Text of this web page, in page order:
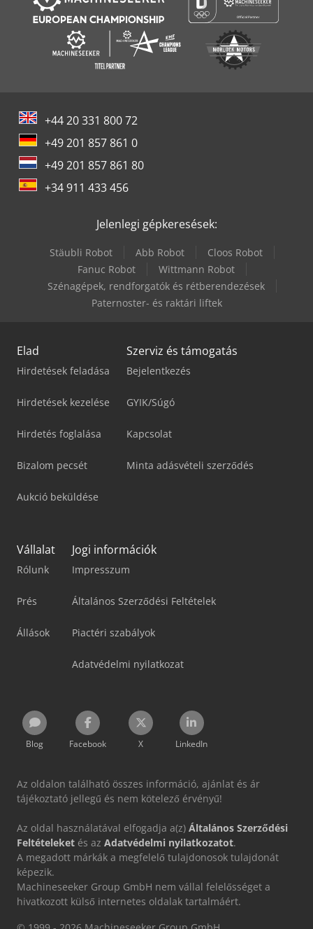
+44 20 331 800 72
+49 201 857 861 0
+49 201 857 861 80
+34 911 433 456
Jelenlegi gépkeresések:
Stäubli Robot Abb Robot
Cloos Robot
Fanuc Robot
Wittmann Robot
Szénagépek, rendforgatók és rétberendezések
Paternoster- és raktári liftek
Elad
Hirdetések feladása
Hirdetések kezelése
Hirdetés foglalása
Bizalom pecsét
Aukció beküldése
Szerviz és támogatás
Bejelentkezés
GYIK/Súgó
Kapcsolat
Minta adásvételi szerződés
Vállalat
Rólunk
Prés
Állások
Jogi információk
Impresszum
Általános Szerződési Feltételek
Piactéri szabályok
Adatvédelmi nyilatkozat
Blog Facebook X LinkedIn
Az oldalon található összes információ, ajánlat és ár
tájékoztató jellegű és nem kötelező érvényű!
Az oldal használatával elfogadja a(z) Általános Szerződési
Feltételeket és az Adatvédelmi nyilatkozatot.
A megadott márkák a megfelelő tulajdonosok tulajdonát
képezik.
Machineseeker Group GmbH nem vállal felelősséget a
hivatkozott külső internetes oldalak tartalmáért.